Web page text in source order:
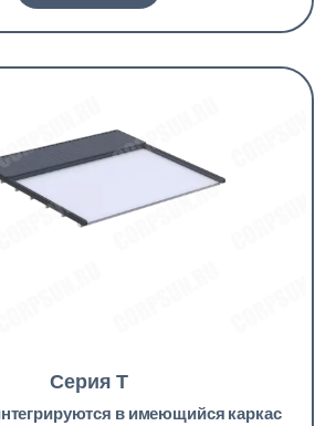
Серия Т
в имеющийся каркас